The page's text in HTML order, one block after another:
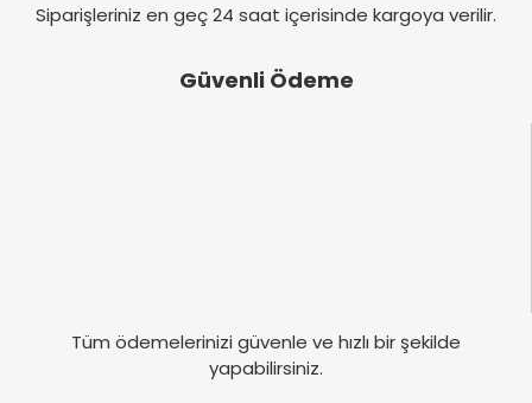
Siparişleriniz en geç 24 saat içerisinde kargoya verilir.
Güvenli Ödeme
Tüm ödemelerinizi güvenle ve hızlı bir şekilde
yapabilirsiniz.